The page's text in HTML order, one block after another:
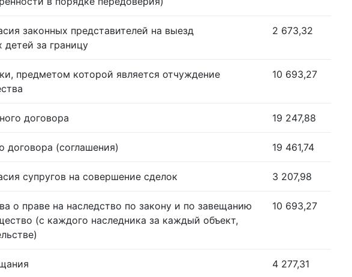
законных представителей на выезд
детей за границу
2 673,32
предметом которой является отчуждение
10 693,27
договора 19 247,88
договора (соглашения) 19 461,74
супругов на совершение сделок 3 207,98
о праве на наследство по закону и по завещанию
(с каждого наследника за каждый объект,
10 693,27
4 277,31